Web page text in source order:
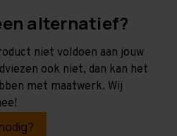
alternatief?
niet voldoen aan jouw
ook niet, dan kan het
met maatwerk. Wij